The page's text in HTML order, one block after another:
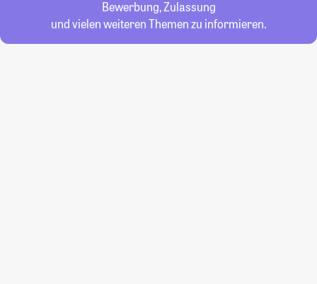
Bewerbung, Zulassung
und vielen weiteren Themen zu informieren.